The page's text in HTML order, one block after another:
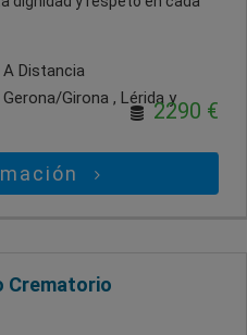
Distancia
Girona , Lérida y
2290 €
Crematorio